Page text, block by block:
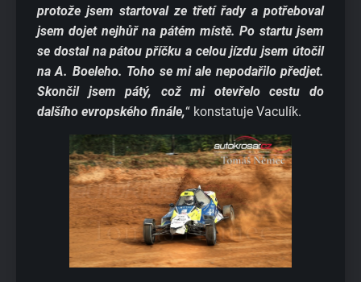
protože jsem startoval ze třetí řady a potřeboval
jsem dojet nejhůř na pátém místě. Po startu jsem
se dostal na pátou příčku a celou jízdu jsem útočil
na A. Boeleho. Toho se mi ale nepodařilo předjet.
Skončil jsem pátý, což mi otevřelo cestu do
dalšího evropského finále,“ konstatuje Vaculík.